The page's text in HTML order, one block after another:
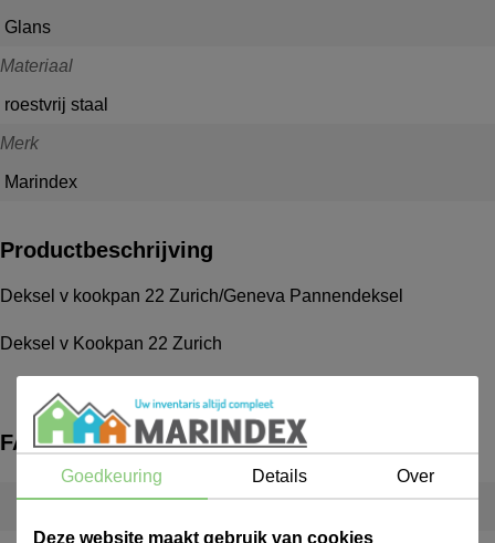
Glans
Materiaal
roestvrij staal
Merk
Marindex
Productbeschrijving
Deksel v kookpan 22 Zurich/Geneva Pannendeksel
Deksel v Kookpan 22 Zurich
FAQ
Goedkeuring Details Over
Deze website maakt gebruik van cookies